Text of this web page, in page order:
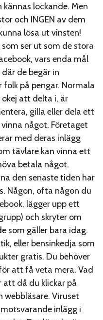
lockande. Men
och INGEN av dem
lösa ut vinsten!
ser ut som de stora
vars enda mål
de begär in
på pengar. Normala
att delta i, är
gilla eller dela ett
något. Företaget
med deras inlägg
tävlare kan vinna ett
betala något.
den senaste tiden har
Någon, ofta någon du
lägger upp ett
och skryter om
som gäller bara idag.
eller bensinkedja som
gratis. Du behöver
att få veta mera. Vad
att då du klickar på
webbläsare. Viruset
inlägg i